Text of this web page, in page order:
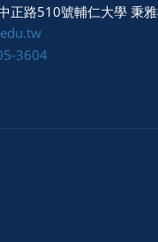
正路510號輔仁大學 秉
3604